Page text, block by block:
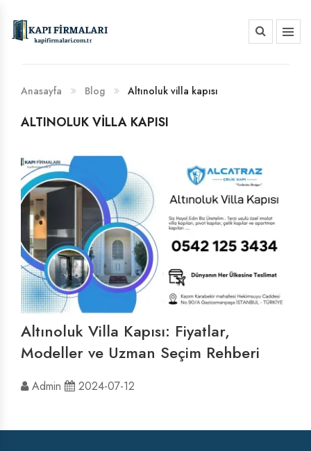
BANKA HESAP NUMARALARIMIZ
Anasayfa Blog Altınoluk villa kapısı
ALTINOLUK VILLA KAPISI
Altınoluk Villa Kapısı: Fiyatlar,
Modeller ve Uzman Seçim Rehberi
Admin 2024-07-12